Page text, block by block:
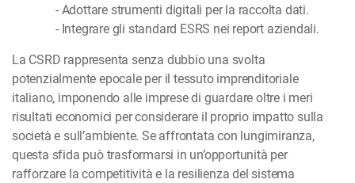
- Adottare strumenti digitali per la raccolta dati.
- Integrare gli standard ESRS nei report aziendali.
La CSRD rappresenta senza dubbio una svolta
potenzialmente epocale per il tessuto imprenditoriale
italiano, imponendo alle imprese di guardare oltre i meri
risultati economici per considerare il proprio impatto sulla
società e sull’ambiente. Se affrontata con lungimiranza,
questa sfida può trasformarsi in un’opportunità per
rafforzare la competitività e la resilienza del sistema